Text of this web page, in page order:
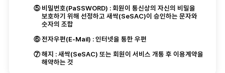
⑤ 비밀번호(PaSSWORD) : 회원이 통신상의 자신의 비밀을
보호하기 위해 선정하고 새싹(SeSAC)이 승인하는 문자와
숫자의 조합
⑥ 전자우편(E-Mail) : 인터넷을 통한 우편
⑦ 해지 : 새싹(SeSAC) 또는 회원이 서비스 개통 후 이용계약을
해약하는 것